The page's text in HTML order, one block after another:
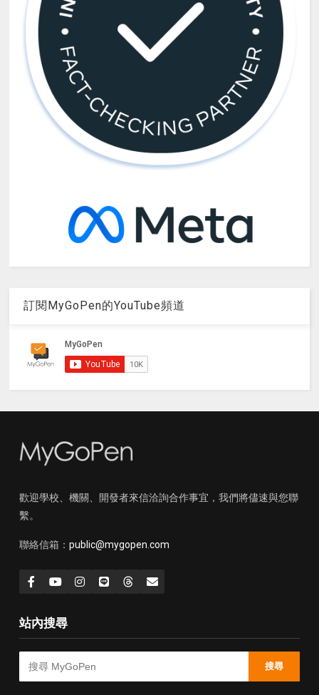
訂閱MyGoPen的YouTube頻道
歡迎學校、機關、開發者來信洽詢合作事宜，我們將儘速與您聯
繫。
聯絡信箱： public@mygopen.com
站內搜尋
搜尋